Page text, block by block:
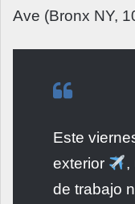
Ave (Bronx NY,
Este
exterior
,
de trabajo